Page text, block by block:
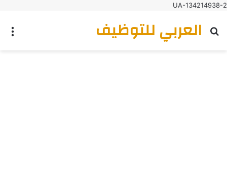
UA-134214938-2
العربي للتوظيف
بحث عن